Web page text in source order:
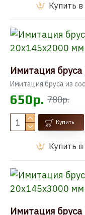
Купить в
Имитация бруса из
650р. 780р.
Купить
Купить в